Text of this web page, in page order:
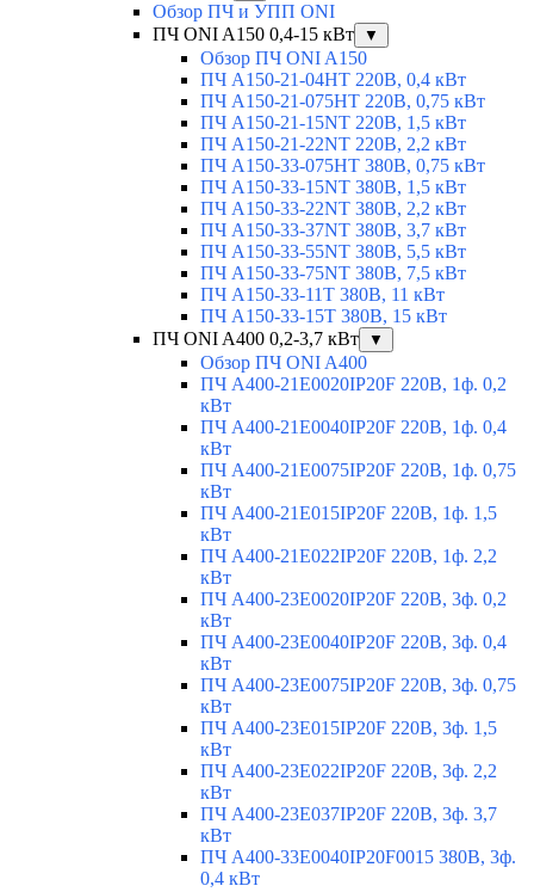
Обзор ПЧ и УПП ONI
ПЧ ONI A150 0,4-15 кВт
▼
Обзор ПЧ ONI A150
ПЧ A150-21-04HT 220В, 0,4 кВт
ПЧ A150-21-075HT 220В, 0,75 кВт
ПЧ A150-21-15NT 220В, 1,5 кВт
ПЧ A150-21-22NT 220В, 2,2 кВт
ПЧ A150-33-075HT 380В, 0,75 кВт
ПЧ A150-33-15NT 380В, 1,5 кВт
ПЧ A150-33-22NT 380В, 2,2 кВт
ПЧ A150-33-37NT 380В, 3,7 кВт
ПЧ A150-33-55NT 380В, 5,5 кВт
ПЧ A150-33-75NT 380В, 7,5 кВт
ПЧ A150-33-11T 380В, 11 кВт
ПЧ A150-33-15T 380В, 15 кВт
ПЧ ONI A400 0,2-3,7 кВт
▼
Обзор ПЧ ONI A400
ПЧ A400-21E0020IP20F 220В, 1ф. 0,2
кВт
ПЧ A400-21E0040IP20F 220В, 1ф. 0,4
кВт
ПЧ A400-21E0075IP20F 220В, 1ф. 0,75
кВт
ПЧ A400-21E015IP20F 220В, 1ф. 1,5
кВт
ПЧ A400-21E022IP20F 220В, 1ф. 2,2
кВт
ПЧ A400-23E0020IP20F 220В, 3ф. 0,2
кВт
ПЧ A400-23E0040IP20F 220В, 3ф. 0,4
кВт
ПЧ A400-23E0075IP20F 220В, 3ф. 0,75
кВт
ПЧ A400-23E015IP20F 220В, 3ф. 1,5
кВт
ПЧ A400-23E022IP20F 220В, 3ф. 2,2
кВт
ПЧ A400-23E037IP20F 220В, 3ф. 3,7
кВт
ПЧ A400-33E0040IP20F0015 380В, 3ф.
0,4 кВт